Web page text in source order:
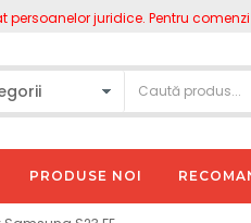
juridice. Pentru comenzi
PRODUSE NOI